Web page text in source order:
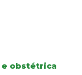
e obstétrica